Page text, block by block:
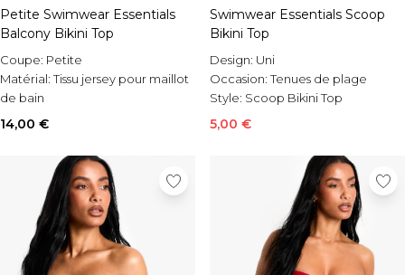
Petite Swimwear Essentials
Balcony Bikini Top
Coupe: Petite
Matérial:Tissu jersey pour maillot
de bain
Occasion:
14,00 €
Swimwear Essentials Scoop
Bikini Top
Design: Uni
Occasion:Tenues de plage
Style: Scoop Bikini Top
5,00 €